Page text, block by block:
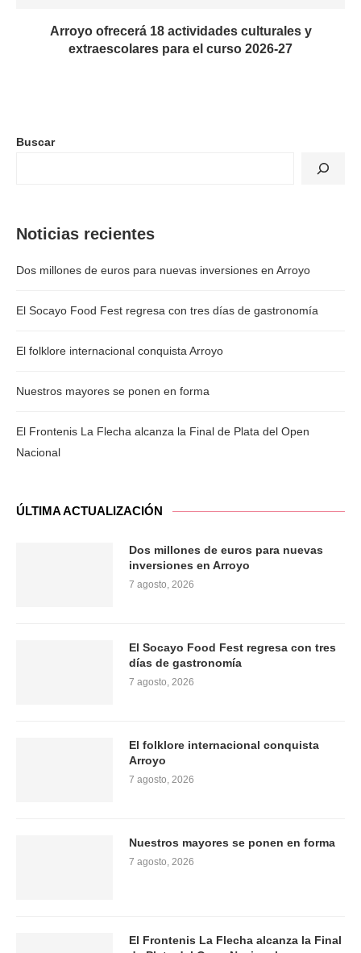
Arroyo ofrecerá 18 actividades culturales y
extraescolares para el curso 2026-27
Buscar
Noticias recientes
Dos millones de euros para nuevas inversiones en Arroyo
El Socayo Food Fest regresa con tres días de gastronomía
El folklore internacional conquista Arroyo
Nuestros mayores se ponen en forma
El Frontenis La Flecha alcanza la Final de Plata del Open
Nacional
ÚLTIMA ACTUALIZACIÓN
Dos millones de euros para nuevas
inversiones en Arroyo
7 agosto, 2026
El Socayo Food Fest regresa con tres
días de gastronomía
7 agosto, 2026
El folklore internacional conquista
Arroyo
7 agosto, 2026
Nuestros mayores se ponen en forma
7 agosto, 2026
El Frontenis La Flecha alcanza la Final